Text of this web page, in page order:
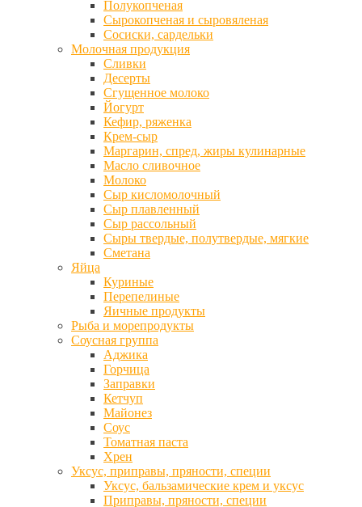
Полукопченая
Сырокопченая и сыровяленая
Сосиски, сардельки
Молочная продукция
Сливки
Десерты
Сгущенное молоко
Йогурт
Кефир, ряженка
Крем-сыр
Маргарин, спред, жиры кулинарные
Масло сливочное
Молоко
Сыр кисломолочный
Сыр плавленный
Сыр рассольный
Сыры твердые, полутвердые, мягкие
Сметана
Яйца
Куриные
Перепелиные
Яичные продукты
Рыба и морепродукты
Соусная группа
Аджика
Горчица
Заправки
Кетчуп
Майонез
Соус
Томатная паста
Хрен
Уксус, приправы, пряности, специи
Уксус, бальзамические крем и уксус
Приправы, пряности, специи